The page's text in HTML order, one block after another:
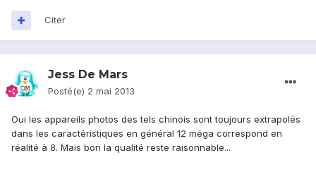
Citer
Jess De Mars
Posté(e) 2 mai 2013
Oui les appareils photos des tels chinois sont toujours extrapolés
dans les caractéristiques en général 12 méga correspond en
réalité à 8. Mais bon la qualité reste raisonnable...